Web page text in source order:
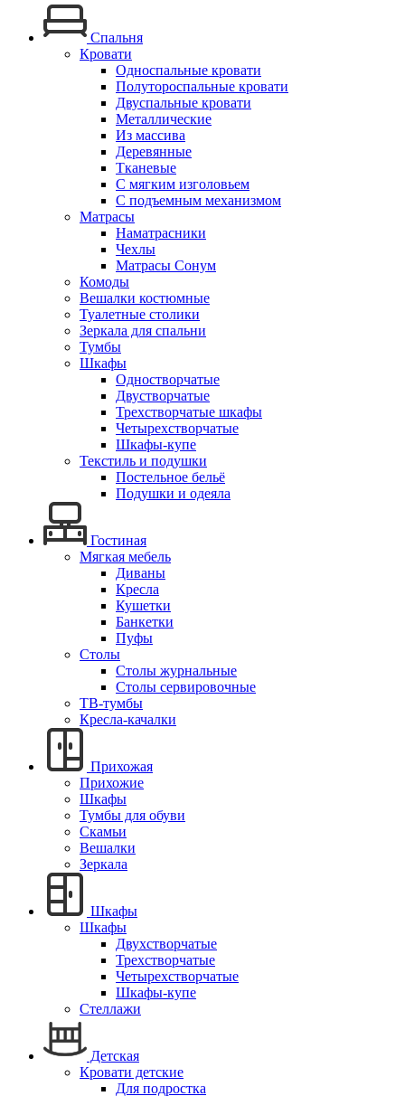
Спальня
Кровати
Односпальные кровати
Полутороспальные кровати
Двуспальные кровати
Металлические
Из массива
Деревянные
Тканевые
С мягким изголовьем
С подъемным механизмом
Матрасы
Наматрасники
Чехлы
Матрасы Сонум
Комоды
Вешалки костюмные
Туалетные столики
Зеркала для спальни
Тумбы
Шкафы
Одностворчатые
Двустворчатые
Трехстворчатые шкафы
Четырехстворчатые
Шкафы-купе
Текстиль и подушки
Постельное бельё
Подушки и одеяла
Гостиная
Мягкая мебель
Диваны
Кресла
Кушетки
Банкетки
Пуфы
Столы
Столы журнальные
Столы сервировочные
ТВ-тумбы
Кресла-качалки
Прихожая
Прихожие
Шкафы
Тумбы для обуви
Скамьи
Вешалки
Зеркала
Шкафы
Шкафы
Двухстворчатые
Трехстворчатые
Четырехстворчатые
Шкафы-купе
Стеллажи
Детская
Кровати детские
Для подростка